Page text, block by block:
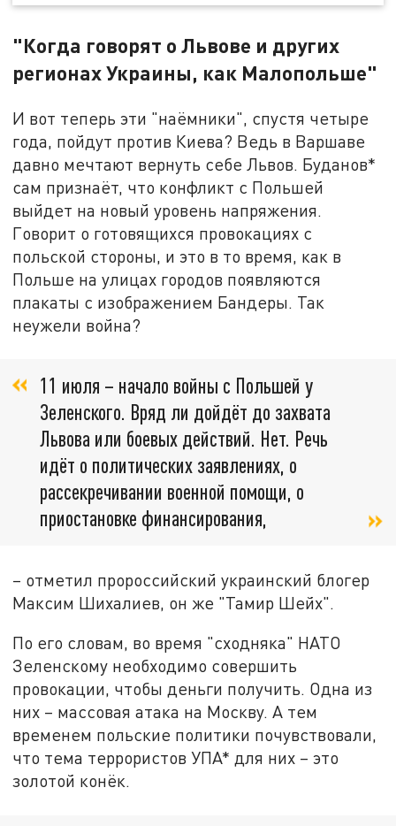
"Когда говорят о Львове и других
регионах Украины, как Малопольше"
И вот теперь эти "наёмники", спустя четыре
года, пойдут против Киева? Ведь в Варшаве
давно мечтают вернуть себе Львов. Буданов*
сам признаёт, что конфликт с Польшей
выйдет на новый уровень напряжения.
Говорит о готовящихся провокациях с
польской стороны, и это в то время, как в
Польше на улицах городов появляются
плакаты с изображением Бандеры. Так
неужели война?
11 июля – начало войны с Польшей у
Зеленского. Вряд ли дойдёт до захвата
Львова или боевых действий. Нет. Речь
идёт о политических заявлениях, о
рассекречивании военной помощи, о
приостановке финансирования,
– отметил пророссийский украинский блогер
Максим Шихалиев, он же "Тамир Шейх".
По его словам, во время "сходняка" НАТО
Зеленскому необходимо совершить
провокации, чтобы деньги получить. Одна из
них – массовая атака на Москву. А тем
временем польские политики почувствовали,
что тема террористов УПА* для них – это
золотой конёк.